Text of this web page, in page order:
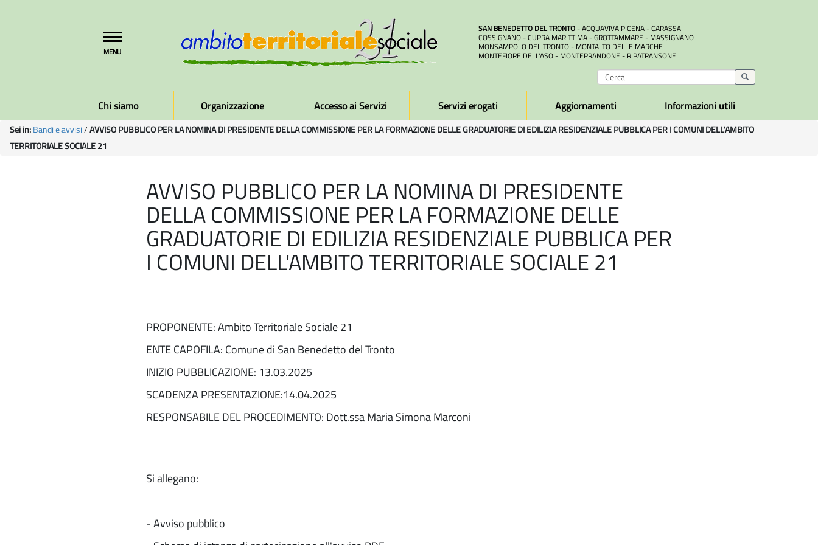
Toggle
navigation
MENU
SAN BENEDETTO DEL TRONTO- ACQUAVIVA PICENA - CARASSAI
COSSIGNANO - CUPRA MARITTIMA - GROTTAMMARE - MASSIGNANO
MONSAMPOLO DEL TRONTO - MONTALTO DELLE MARCHE
MONTEFIORE DELL'ASO - MONTEPRANDONE - RIPATRANSONE
Chi siamo Organizzazione Accesso ai Servizi Servizi erogati Aggiornamenti Informazioni utili
Sei in:Bandi e avvisi/AVVISO PUBBLICO PER LA NOMINA DI PRESIDENTE DELLA COMMISSIONE PER LA FORMAZIONE DELLE GRADUATORIE DI EDILIZIA RESIDENZIALE PUBBLICA PER I COMUNI DELL'AMBITO
TERRITORIALE SOCIALE 21
AVVISO PUBBLICO PER LA NOMINA DI PRESIDENTE
DELLA COMMISSIONE PER LA FORMAZIONE DELLE
GRADUATORIE DI EDILIZIA RESIDENZIALE PUBBLICA PER
I COMUNI DELL'AMBITO TERRITORIALE SOCIALE 21
PROPONENTE: Ambito Territoriale Sociale 21
ENTE CAPOFILA: Comune di San Benedetto del Tronto
INIZIO PUBBLICAZIONE: 13.03.2025
SCADENZA PRESENTAZIONE:14.04.2025
RESPONSABILE DEL PROCEDIMENTO: Dott.ssa Maria Simona Marconi
Si allegano:
- Avviso pubblico